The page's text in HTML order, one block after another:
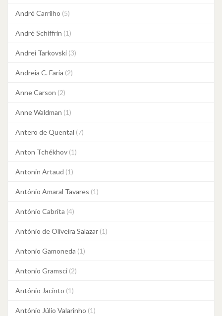
André Carrilho (5)
André Schiffrin (1)
Andrei Tarkovski (3)
Andreia C. Faria (2)
Anne Carson (2)
Anne Waldman (1)
Antero de Quental (7)
Anton Tchékhov (1)
Antonin Artaud (1)
António Amaral Tavares (1)
António Cabrita (4)
António de Oliveira Salazar (1)
Antonio Gamoneda (1)
Antonio Gramsci (2)
António Jacinto (1)
António Júlio Valarinho (1)